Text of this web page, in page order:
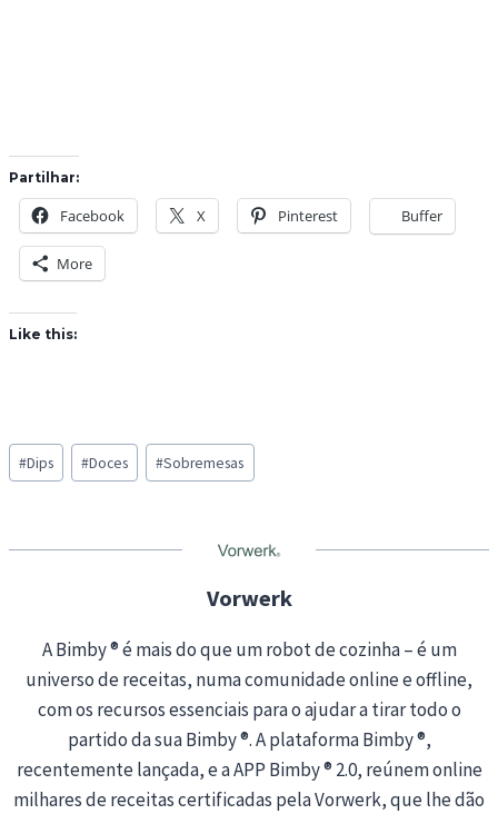
Partilhar:
Facebook X Pinterest Buffer
More
Like this:
Post
Tags:
#Dips #Doces #Sobremesas
Vorwerk
A Bimby ® é mais do que um robot de cozinha – é um
universo de receitas, numa comunidade online e offline,
com os recursos essenciais para o ajudar a tirar todo o
partido da sua Bimby ®. A plataforma Bimby ®,
recentemente lançada, e a APP Bimby ® 2.0, reúnem online
milhares de receitas certificadas pela Vorwerk, que lhe dão